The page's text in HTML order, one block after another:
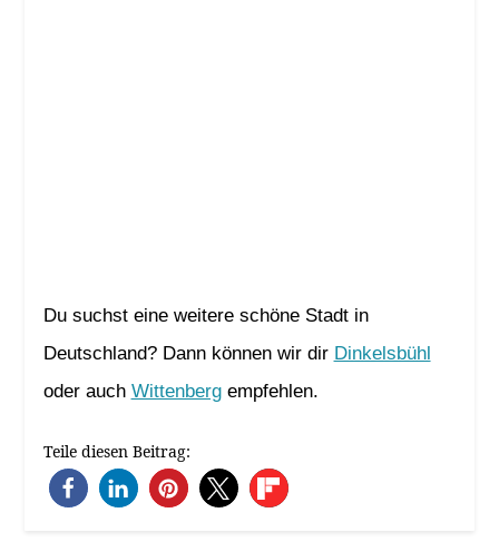
Du suchst eine weitere schöne Stadt in
Deutschland? Dann können wir dir Dinkelsbühl
oder auch Wittenbergempfehlen.
Teile diesen Beitrag: